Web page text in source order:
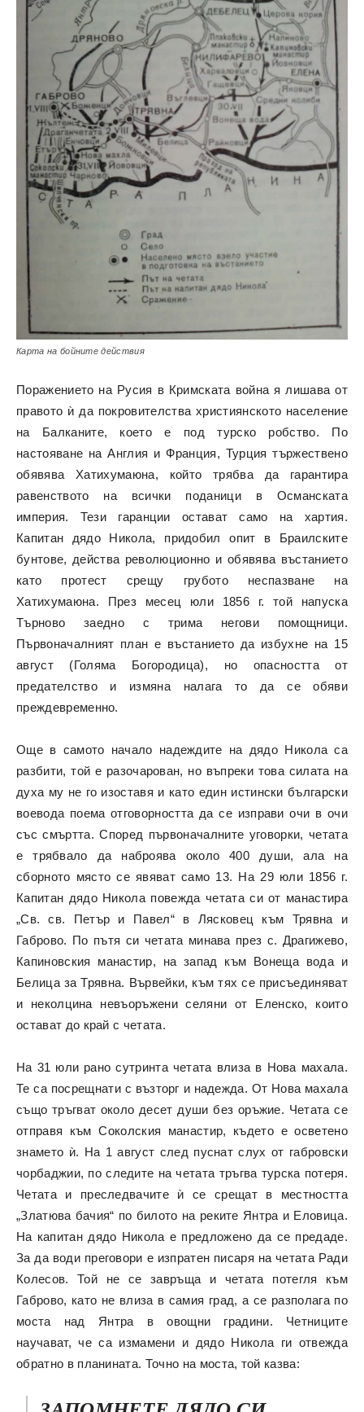
Карта на бойните действия
Поражението на Русия в Кримската война я лишава от
правото ѝ да покровителства християнското население
на Балканите, което е под турско робство. По
настояване на Англия и Франция, Турция тържествено
обявява Хатихумаюна, който трябва да гарантира
равенството на всички поданици в Османската
империя. Тези гаранции остават само на хартия.
Капитан дядо Никола, придобил опит в Браилските
бунтове, действа революционно и обявява въстанието
като протест срещу грубото неспазване на
Хатихумаюна. През месец юли 1856 г. той напуска
Търново заедно с трима негови помощници.
Първоначалният план е въстанието да избухне на 15
август (Голяма Богородица), но опасността от
предателство и измяна налага то да се обяви
преждевременно.
Още в самото начало надеждите на дядо Никола са
разбити, той е разочарован, но въпреки това силата на
духа му не го изоставя и като един истински български
воевода поема отговорността да се изправи очи в очи
със смъртта. Според първоначалните уговорки, четата
е трябвало да наброява около 400 души, ала на
сборното място се явяват само 13. На 29 юли 1856 г.
Капитан дядо Никола повежда четата си от манастира
„Св. св. Петър и Павел“ в Лясковец към Трявна и
Габрово. По пътя си четата минава през с. Драгижево,
Капиновския манастир, на запад към Вонеща вода и
Белица за Трявна. Вървейки, към тях се присъединяват
и неколцина невъоръжени селяни от Еленско, които
остават до край с четата.
На 31 юли рано сутринта четата влиза в Нова махала.
Те са посрещнати с възторг и надежда. От Нова махала
също тръгват около десет души без оръжие. Четата се
отправя към Соколския манастир, където е осветено
знамето ѝ. На 1 август след пуснат слух от габровски
чорбаджии, по следите на четата тръгва турска потеря.
Четата и преследвачите ѝ се срещат в местността
„Златюва бачия“ по билото на реките Янтра и Еловица.
На капитан дядо Никола е предложено да се предаде.
За да води преговори е изпратен писаря на четата Ради
Колесов. Той не се завръща и четата потегля към
Габрово, като не влиза в самия град, а се разполага по
моста над Янтра в овощни градини. Четниците
научават, че са измамени и дядо Никола ги отвежда
обратно в планината. Точно на моста, той казва: